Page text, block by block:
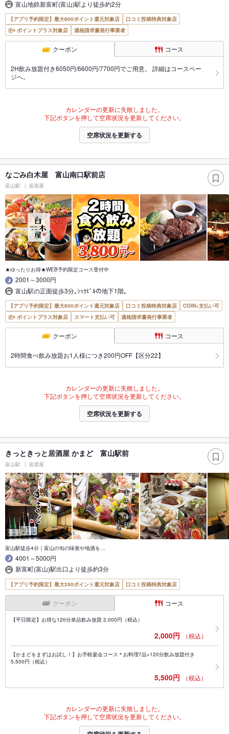
富山地鉄新富町(富山)駅より徒歩約2分
【アプリ予約限定】最大800ポイント還元対象店
口コミ投稿特典対象店
ポイントプラス対象店
適格請求書発行事業者
クーポン コース
2H飲み放題付き6050円/6600円/7700円でご用意。 詳細はコースペー
ジへ。
カレンダーの更新に失敗しました。
下記ボタンを押して空席状況を更新してください。
空席状況を更新する
なごみ白木屋 富山南口駅前店
富山駅 居酒屋
★ゆったりお得★WEB予約限定コース受付中
2001～3000円
富山駅の正面徒歩3分｡ｼｯｸﾋﾞﾙの地下1階｡
【アプリ予約限定】最大800ポイント還元対象店 口コミ投稿特典対象店
COIN+支払い可
ポイントプラス対象店
スマート支払い可 適格請求書発行事業者
クーポン コース
2時間食べ飲み放題お1人様につき200円OFF【区分22】
カレンダーの更新に失敗しました。
下記ボタンを押して空席状況を更新してください。
空席状況を更新する
きっときっと居酒屋 かまど 富山駅前
富山駅 居酒屋
富山駅徒歩4分｜富山の旬の味覚や地酒を…
4001～5000円
新富町(富山)駅出口より徒歩約3分
【アプリ予約限定】最大350ポイント還元対象店 口コミ投稿特典対象店
クーポン コース
【平日限定】お得な120分単品飲み放題 2,000円（税込）
2,000円 （税込）
【かまどをまずはお試し！】お手軽宴会コース＊お料理7品+120分飲み放題付き
5,500円（税込）
5,500円 （税込）
カレンダーの更新に失敗しました。
下記ボタンを押して空席状況を更新してください。